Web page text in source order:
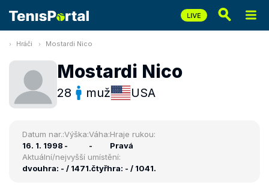
Hráči Mostardi Nico
Mostardi Nico
28 muž USA
Datum nar.:
16. 1. 1998
Výška:
-
Váha:
-
Hraje rukou:
Pravá
Aktuální/nejvyšší umístění:
dvouhra: - / 1471.čtyřhra: - / 1041.